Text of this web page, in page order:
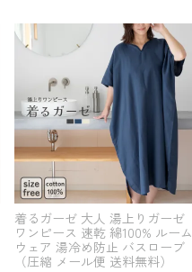
着るガーゼ 大人 湯上りガーゼ
ワンピース 速乾 綿100% ルーム
ウェア 湯冷め防止 バスローブ
（圧縮 メール便 送料無料）